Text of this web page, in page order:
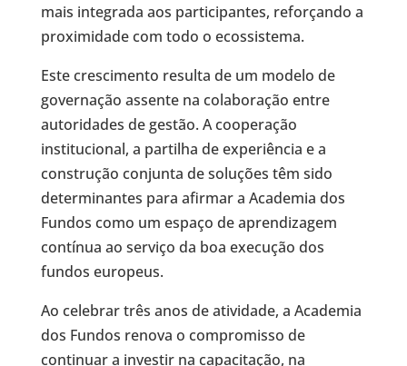
mais integrada aos participantes, reforçando a
proximidade com todo o ecossistema.
Este crescimento resulta de um modelo de
governação assente na colaboração entre
autoridades de gestão. A cooperação
institucional, a partilha de experiência e a
construção conjunta de soluções têm sido
determinantes para afirmar a Academia dos
Fundos como um espaço de aprendizagem
contínua ao serviço da boa execução dos
fundos europeus.
Ao celebrar três anos de atividade, a Academia
dos Fundos renova o compromisso de
continuar a investir na capacitação, na